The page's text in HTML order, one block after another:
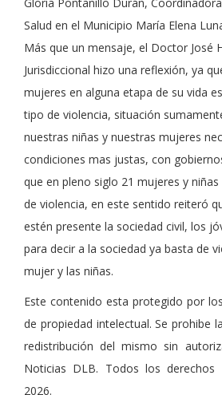
Gloria Pontanillo Durán,
Salud en el Municipio María Elena
Más que un mensaje, el Doctor José
Jurisdiccional hizo una reflexión, ya
mujeres en alguna etapa de su vida
tipo de violencia, situación
nuestras niñas y nuestras mujeres
condiciones mas justas, con
que en pleno siglo 21 mujeres y
de violencia, en este sentido reiteró
estén presente la sociedad civil, los
para decir a la sociedad ya basta de
mujer y las niñas.
Este contenido esta protegido por
de propiedad intelectual. Se prohibe
redistribución del mismo sin
Noticias DLB. Todos los derechos
2026.